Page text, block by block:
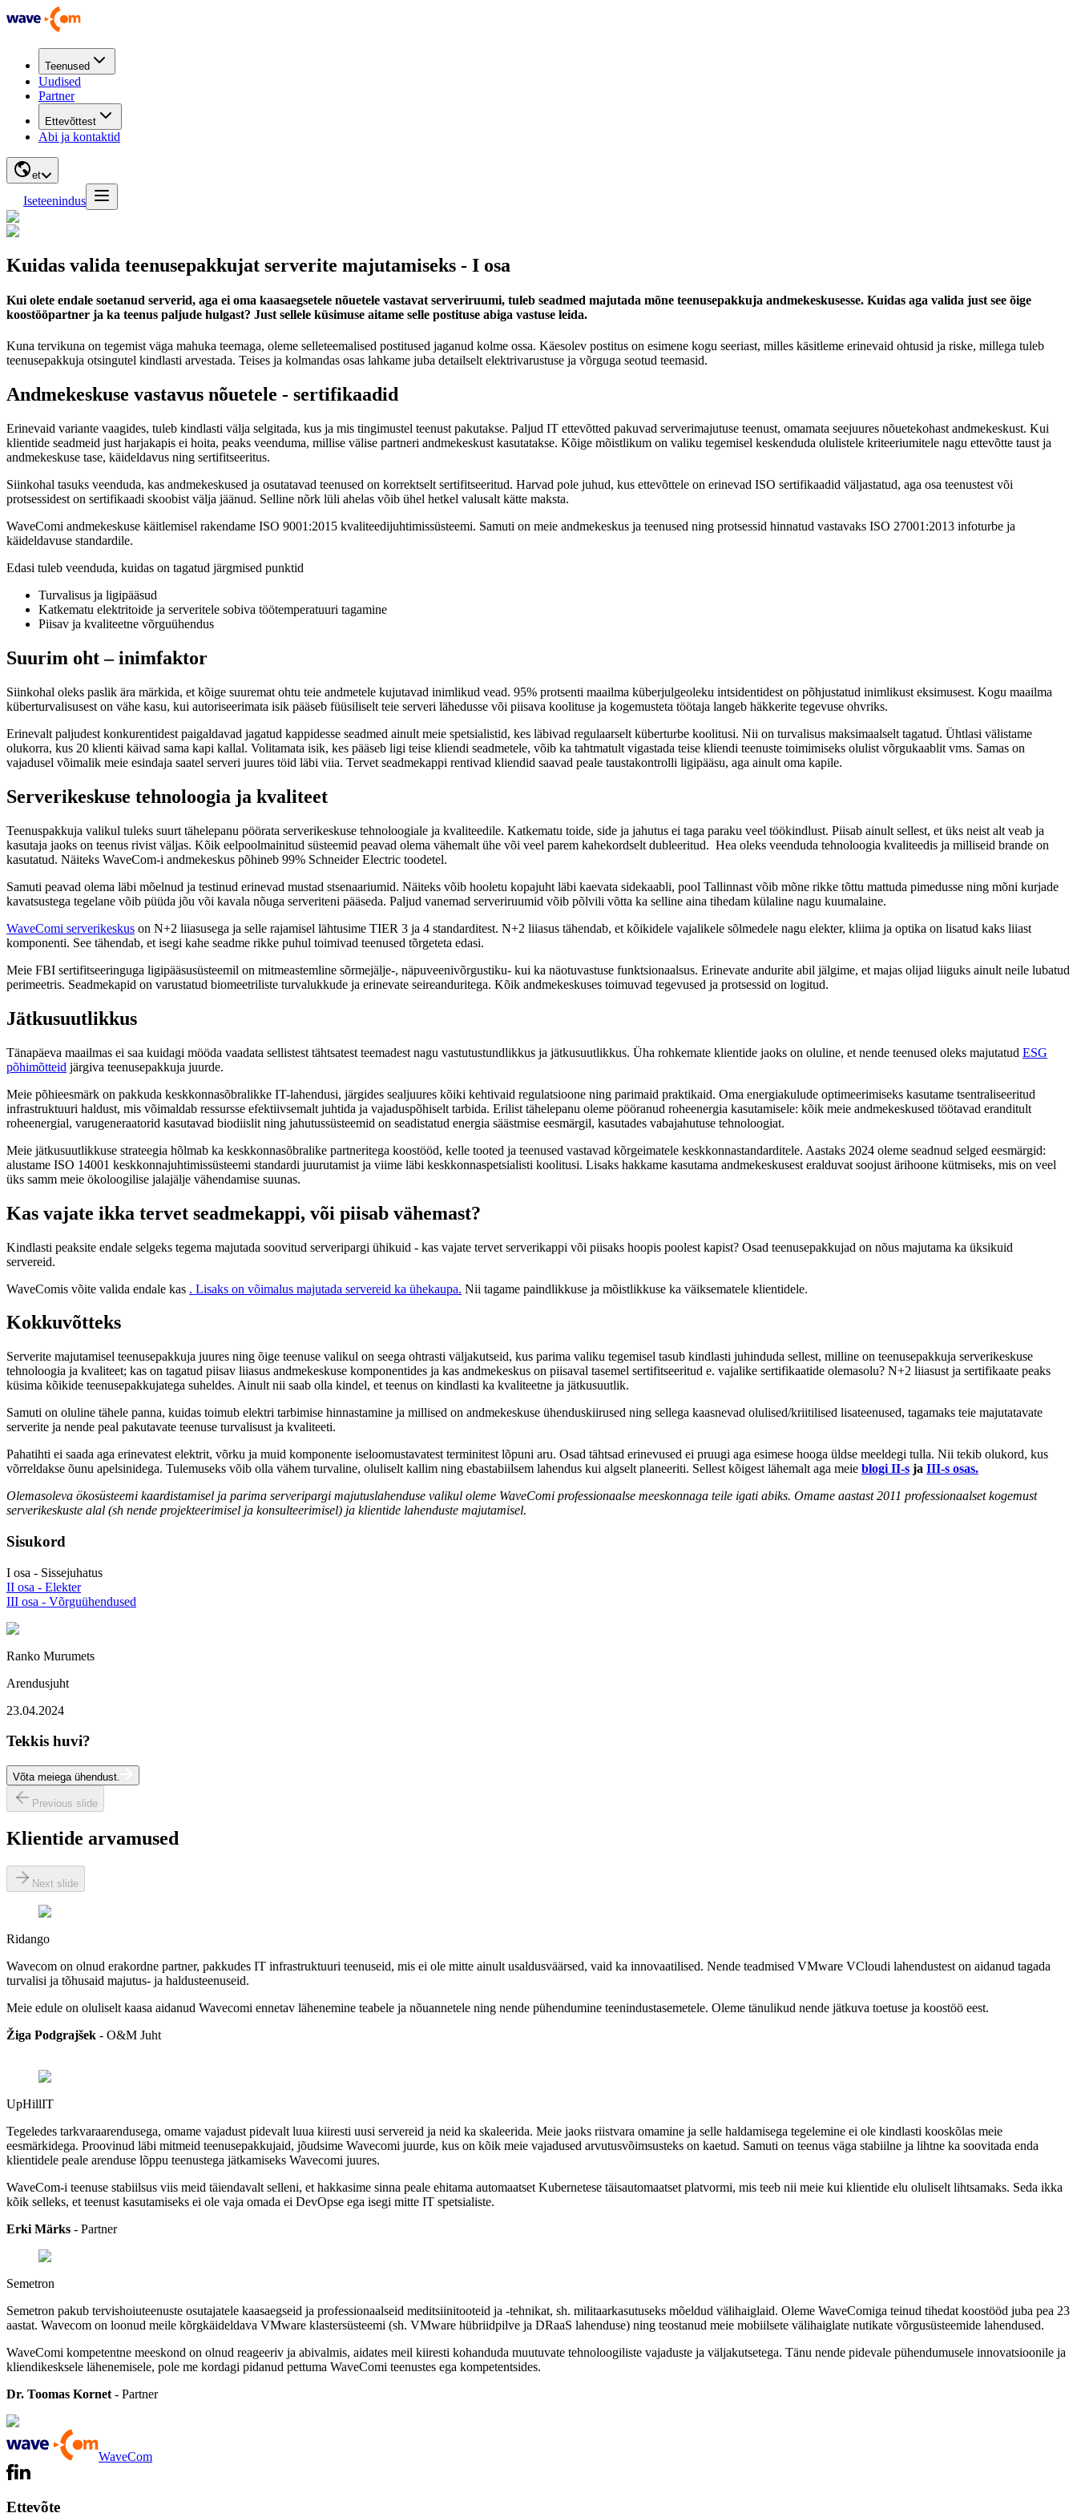
Teenused
Uudised
Partner
Ettevõttest
Abi ja kontaktid
et
Iseteenindus
Kuidas valida teenusepakkujat serverite majutamiseks - I osa
Kui olete endale soetanud serverid, aga ei oma kaasaegsetele nõuetele vastavat serveriruumi, tuleb seadmed majutada mõne teenusepakkuja andmekeskusesse. Kuidas aga valida just see õige
koostööpartner ja ka teenus paljude hulgast? Just sellele küsimuse aitame selle postituse abiga vastuse leida.
Kuna tervikuna on tegemist väga mahuka teemaga, oleme selleteemalised postitused jaganud kolme ossa. Käesolev postitus on esimene kogu seeriast, milles käsitleme erinevaid ohtusid ja riske, millega tuleb
teenusepakkuja otsingutel kindlasti arvestada. Teises ja kolmandas osas lahkame juba detailselt elektrivarustuse ja võrguga seotud teemasid.
Andmekeskuse vastavus nõuetele - sertifikaadid
Erinevaid variante vaagides, tuleb kindlasti välja selgitada, kus ja mis tingimustel teenust pakutakse. Paljud IT ettevõtted pakuvad serverimajutuse teenust, omamata seejuures nõuetekohast andmekeskust. Kui
klientide seadmeid just harjakapis ei hoita, peaks veenduma, millise välise partneri andmekeskust kasutatakse. Kõige mõistlikum on valiku tegemisel keskenduda olulistele kriteeriumitele nagu ettevõtte taust ja
andmekeskuse tase, käideldavus ning sertifitseeritus.
Siinkohal tasuks veenduda, kas andmekeskused ja osutatavad teenused on korrektselt sertifitseeritud. Harvad pole juhud, kus ettevõttele on erinevad ISO sertifikaadid väljastatud, aga osa teenustest või
protsessidest on sertifikaadi skoobist välja jäänud. Selline nõrk lüli ahelas võib ühel hetkel valusalt kätte maksta.
WaveComi andmekeskuse käitlemisel rakendame ISO 9001:2015 kvaliteedijuhtimissüsteemi. Samuti on meie andmekeskus ja teenused ning protsessid hinnatud vastavaks ISO 27001:2013 infoturbe ja
käideldavuse standardile.
Edasi tuleb veenduda, kuidas on tagatud järgmised punktid
Turvalisus ja ligipääsud
Katkematu elektritoide ja serveritele sobiva töötemperatuuri tagamine
Piisav ja kvaliteetne võrguühendus
Suurim oht – inimfaktor
Siinkohal oleks paslik ära märkida, et kõige suuremat ohtu teie andmetele kujutavad inimlikud vead. 95% protsenti maailma küberjulgeoleku intsidentidest on põhjustatud inimlikust eksimusest. Kogu maailma
küberturvalisusest on vähe kasu, kui autoriseerimata isik pääseb füüsiliselt teie serveri lähedusse või piisava koolituse ja kogemusteta töötaja langeb häkkerite tegevuse ohvriks.
Erinevalt paljudest konkurentidest paigaldavad jagatud kappidesse seadmed ainult meie spetsialistid, kes läbivad regulaarselt küberturbe koolitusi. Nii on turvalisus maksimaalselt tagatud. Ühtlasi välistame
olukorra, kus 20 klienti käivad sama kapi kallal. Volitamata isik, kes pääseb ligi teise kliendi seadmetele, võib ka tahtmatult vigastada teise kliendi teenuste toimimiseks olulist võrgukaablit vms. Samas on
vajadusel võimalik meie esindaja saatel serveri juures töid läbi viia. Tervet seadmekappi rentivad kliendid saavad peale taustakontrolli ligipääsu, aga ainult oma kapile.
Serverikeskuse tehnoloogia ja kvaliteet
Teenuspakkuja valikul tuleks suurt tähelepanu pöörata serverikeskuse tehnoloogiale ja kvaliteedile. Katkematu toide, side ja jahutus ei taga paraku veel töökindlust. Piisab ainult sellest, et üks neist alt veab ja
kasutaja jaoks on teenus rivist väljas. Kõik eelpoolmainitud süsteemid peavad olema vähemalt ühe või veel parem kahekordselt dubleeritud. Hea oleks veenduda tehnoloogia kvaliteedis ja milliseid brande on
kasutatud. Näiteks WaveCom-i andmekeskus põhineb 99% Schneider Electric toodetel.
Samuti peavad olema läbi mõelnud ja testinud erinevad mustad stsenaariumid. Näiteks võib hooletu kopajuht läbi kaevata sidekaabli, pool Tallinnast võib mõne rikke tõttu mattuda pimedusse ning mõni kurjade
kavatsustega tegelane võib püüda jõu või kavala nõuga serveriteni pääseda. Paljud vanemad serveriruumid võib põlvili võtta ka selline aina tihedam külaline nagu kuumalaine.
WaveComi serverikeskus on N+2 liiasusega ja selle rajamisel lähtusime TIER 3 ja 4 standarditest. N+2 liiasus tähendab, et kõikidele vajalikele sõlmedele nagu elekter, kliima ja optika on lisatud kaks liiast
komponenti. See tähendab, et isegi kahe seadme rikke puhul toimivad teenused tõrgeteta edasi.
Meie FBI sertifitseeringuga ligipääsusüsteemil on mitmeastemline sõrmejälje-, näpuveenivõrgustiku- kui ka näotuvastuse funktsionaalsus. Erinevate andurite abil jälgime, et majas olijad liiguks ainult neile lubatud
perimeetris. Seadmekapid on varustatud biomeetriliste turvalukkude ja erinevate seireanduritega. Kõik andmekeskuses toimuvad tegevused ja protsessid on logitud.
Jätkusuutlikkus
Tänapäeva maailmas ei saa kuidagi mööda vaadata sellistest tähtsatest teemadest nagu vastutustundlikkus ja jätkusuutlikkus. Üha rohkemate klientide jaoks on oluline, et nende teenused oleks majutatud ESG
põhimõtteid järgiva teenusepakkuja juurde.
Meie põhieesmärk on pakkuda keskkonnasõbralikke IT-lahendusi, järgides sealjuures kõiki kehtivaid regulatsioone ning parimaid praktikaid. Oma energiakulude optimeerimiseks kasutame tsentraliseeritud
infrastruktuuri haldust, mis võimaldab ressursse efektiivsemalt juhtida ja vajaduspõhiselt tarbida. Erilist tähelepanu oleme pööranud roheenergia kasutamisele: kõik meie andmekeskused töötavad eranditult
roheenergial, varugeneraatorid kasutavad biodiislit ning jahutussüsteemid on seadistatud energia säästmise eesmärgil, kasutades vabajahutuse tehnoloogiat.
Meie jätkusuutlikkuse strateegia hõlmab ka keskkonnasõbralike partneritega koostööd, kelle tooted ja teenused vastavad kõrgeimatele keskkonnastandarditele. Aastaks 2024 oleme seadnud selged eesmärgid:
alustame ISO 14001 keskkonnajuhtimissüsteemi standardi juurutamist ja viime läbi keskkonnaspetsialisti koolitusi. Lisaks hakkame kasutama andmekeskusest eralduvat soojust ärihoone kütmiseks, mis on veel
üks samm meie ökoloogilise jalajälje vähendamise suunas.
Kas vajate ikka tervet seadmekappi, või piisab vähemast?
Kindlasti peaksite endale selgeks tegema majutada soovitud serveripargi ühikuid - kas vajate tervet serverikappi või piisaks hoopis poolest kapist? Osad teenusepakkujad on nõus majutama ka üksikuid
servereid.
WaveComis võite valida endale kas . Lisaks on võimalus majutada servereid ka ühekaupa. Nii tagame paindlikkuse ja mõistlikkuse ka väiksematele klientidele.
Kokkuvõtteks
Serverite majutamisel teenusepakkuja juures ning õige teenuse valikul on seega ohtrasti väljakutseid, kus parima valiku tegemisel tasub kindlasti juhinduda sellest, milline on teenusepakkuja serverikeskuse
tehnoloogia ja kvaliteet; kas on tagatud piisav liiasus andmekeskuse komponentides ja kas andmekeskus on piisaval tasemel sertifitseeritud e. vajalike sertifikaatide olemasolu? N+2 liiasust ja sertifikaate peaks
küsima kõikide teenusepakkujatega suheldes. Ainult nii saab olla kindel, et teenus on kindlasti ka kvaliteetne ja jätkusuutlik.
Samuti on oluline tähele panna, kuidas toimub elektri tarbimise hinnastamine ja millised on andmekeskuse ühenduskiirused ning sellega kaasnevad olulised/kriitilised lisateenused, tagamaks teie majutatavate
serverite ja nende peal pakutavate teenuse turvalisust ja kvaliteeti.
Pahatihti ei saada aga erinevatest elektrit, võrku ja muid komponente iseloomustavatest terminitest lõpuni aru. Osad tähtsad erinevused ei pruugi aga esimese hooga üldse meeldegi tulla. Nii tekib olukord, kus
võrreldakse õunu apelsinidega. Tulemuseks võib olla vähem turvaline, oluliselt kallim ning ebastabiilsem lahendus kui algselt planeeriti. Sellest kõigest lähemalt aga meie blogi II-s ja III-s osas.
Olemasoleva ökosüsteemi kaardistamisel ja parima serveripargi majutuslahenduse valikul oleme WaveComi professionaalse meeskonnaga teile igati abiks. Omame aastast 2011 professionaalset kogemust
serverikeskuste alal (sh nende projekteerimisel ja konsulteerimisel) ja klientide lahenduste majutamisel.
Sisukord
I osa - Sissejuhatus
II osa - Elekter
III osa - Võrguühendused
Ranko Murumets
Arendusjuht
23.04.2024
Tekkis huvi?
Võta meiega ühendust.
Previous slide
Klientide arvamused
Next slide
Ridango
Wavecom on olnud erakordne partner, pakkudes IT infrastruktuuri teenuseid, mis ei ole mitte ainult usaldusväärsed, vaid ka innovaatilised. Nende teadmised VMware VCloudi lahendustest on aidanud tagada
turvalisi ja tõhusaid majutus- ja haldusteenuseid.
Meie edule on oluliselt kaasa aidanud Wavecomi ennetav lähenemine teabele ja nõuannetele ning nende pühendumine teenindustasemetele. Oleme tänulikud nende jätkuva toetuse ja koostöö eest.
Žiga Podgrajšek - O&M Juht
UpHillIT
Tegeledes tarkvaraarendusega, omame vajadust pidevalt luua kiiresti uusi servereid ja neid ka skaleerida. Meie jaoks riistvara omamine ja selle haldamisega tegelemine ei ole kindlasti kooskõlas meie
eesmärkidega. Proovinud läbi mitmeid teenusepakkujaid, jõudsime Wavecomi juurde, kus on kõik meie vajadused arvutusvõimsusteks on kaetud. Samuti on teenus väga stabiilne ja lihtne ka soovitada enda
klientidele peale arenduse lõppu teenustega jätkamiseks Wavecomi juures.
WaveCom-i teenuse stabiilsus viis meid täiendavalt selleni, et hakkasime sinna peale ehitama automaatset Kubernetese täisautomaatset platvormi, mis teeb nii meie kui klientide elu oluliselt lihtsamaks. Seda ikka
kõik selleks, et teenust kasutamiseks ei ole vaja omada ei DevOpse ega isegi mitte IT spetsialiste.
Erki Märks - Partner
Semetron
Semetron pakub tervishoiuteenuste osutajatele kaasaegseid ja professionaalseid meditsiinitooteid ja -tehnikat, sh. militaarkasutuseks mõeldud välihaiglaid. Oleme WaveComiga teinud tihedat koostööd juba pea 23
aastat. Wavecom on loonud meile kõrgkäideldava VMware klastersüsteemi (sh. VMware hübriidpilve ja DRaaS lahenduse) ning teostanud meie mobiilsete välihaiglate nutikate võrgusüsteemide lahendused.
WaveComi kompetentne meeskond on olnud reageeriv ja abivalmis, aidates meil kiiresti kohanduda muutuvate tehnoloogiliste vajaduste ja väljakutsetega. Tänu nende pidevale pühendumusele innovatsioonile ja
kliendikesksele lähenemisele, pole me kordagi pidanud pettuma WaveComi teenustes ega kompetentsides.
Dr. Toomas Kornet - Partner
WaveCom
Ettevõte